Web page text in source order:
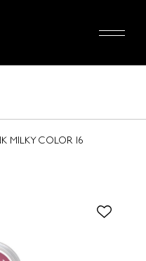
MILKY COLOR 16